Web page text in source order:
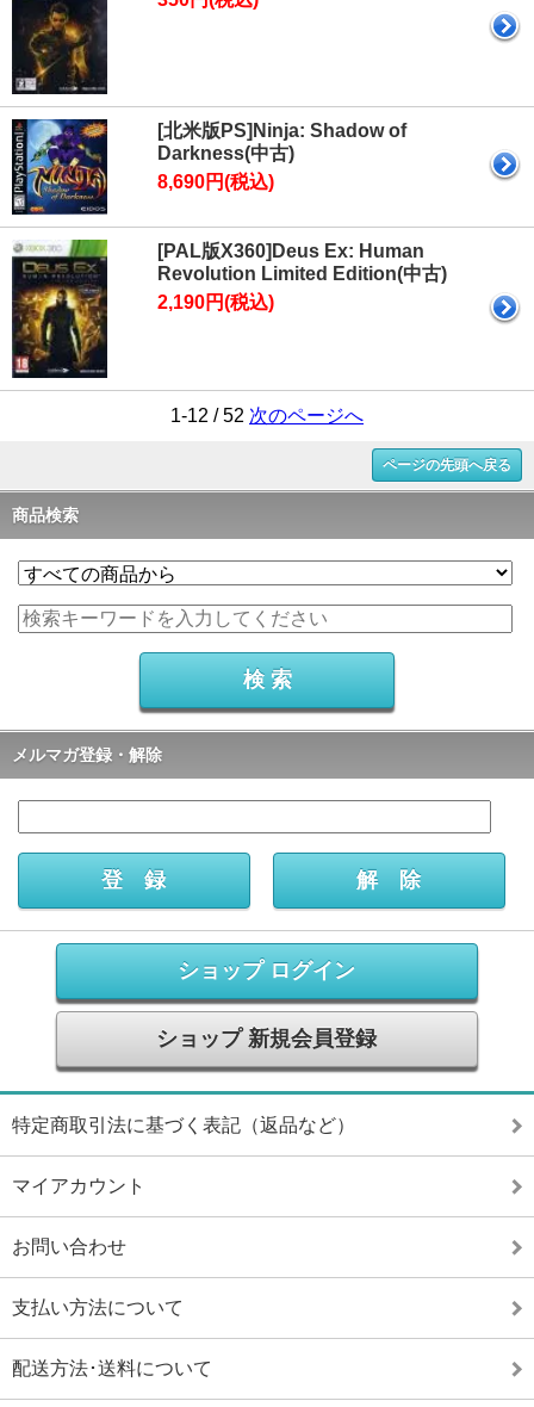
[北米版PS]Ninja: Shadow of
Darkness(中古)
8,690円(税込)
[PAL版X360]Deus Ex: Human
Revolution Limited Edition(中古)
2,190円(税込)
1-12 / 52 次のページへ
ページの先頭へ戻る
商品検索
メルマガ登録・解除
ショップ ログイン
ショップ 新規会員登録
特定商取引法に基づく表記（返品など）
マイアカウント
お問い合わせ
支払い方法について
配送方法･送料について